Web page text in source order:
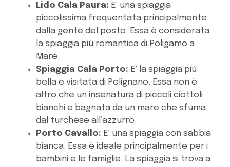
Lido Cala Paura: E' una spiaggia
piccolissima frequentata principalmente
dalla gente del posto. Essa è considerata
la spiaggia più romantica di Poligamo a
Mare.
Spiaggia Cala Porto: E' la spiaggia più
bella e visitata di Polignano. Essa non è
altro che un’insenatura di piccoli ciottoli
bianchi e bagnata da un mare che sfuma
dal turchese all’azzurro.
Porto Cavallo: E' una spiaggia con sabbia
bianca. Essa è ideale principalmente per i
bambini e le famiglie. La spiaggia si trova a